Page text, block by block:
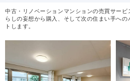
中古・リノベーションマンションの売買サー
らしの妄想から購入、そして次の住まい手へ
トします。